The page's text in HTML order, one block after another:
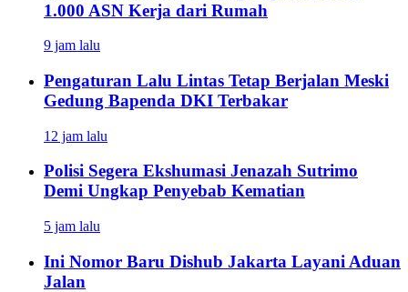
1.000 ASN Kerja dari Rumah
9 jam lalu
Pengaturan Lalu Lintas Tetap Berjalan Meski
Gedung Bapenda DKI Terbakar
12 jam lalu
Polisi Segera Ekshumasi Jenazah Sutrimo
Demi Ungkap Penyebab Kematian
5 jam lalu
Ini Nomor Baru Dishub Jakarta Layani Aduan
Jalan